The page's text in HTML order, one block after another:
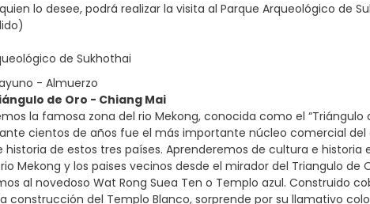
quien lo desee, podrá realizar la visita al Parque Arqueológico
de Sukhothai
- Almuerzo
de Oro - Chiang Mai
la famosa zona del rio Mekong, conocida como el “Triángulo
cientos de años fue el más importante núcleo comercial
historia de estos tres países. Aprenderemos de cultura e historia
Mekong y los paises vecinos desde el mirador del Triangulo de
al novedoso Wat Rong Suea Ten o Templo azul. Construido
construcción del Templo Blanco, sorprende por su llamativo